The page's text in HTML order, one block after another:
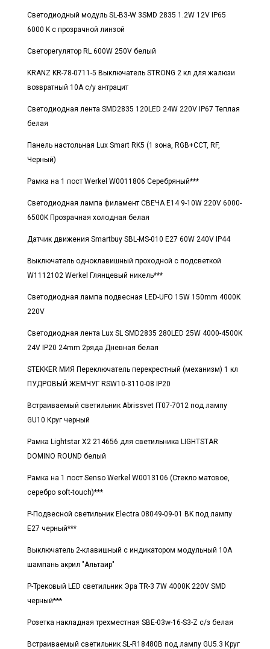
Светодиодный модуль SL-B3-W 3SMD 2835 1.2W 12V IP65
6000 K с прозрачной линзой
Светорегулятор RL 600W 250V белый
KRANZ KR-78-0711-5 Выключатель STRONG 2 кл для жалюзи
возвратный 10А с/у антрацит
Светодиодная лента SMD2835 120LED 24W 220V IP67 Теплая
белая
Панель настольная Lux Smart RK5 (1 зона, RGB+CCT, RF,
Черный)
Рамка на 1 пост Werkel W0011806 Серебряный***
Светодиодная лампа филамент СВЕЧА E14 9-10W 220V 6000-
6500K Прозрачная холодная белая
Датчик движения Smartbuy SBL-MS-010 E27 60W 240V IP44
Выключатель одноклавишный проходной с подсветкой
W1112102 Werkel Глянцевый никель***
Светодиодная лампа подвесная LED-UFO 15W 150mm 4000K
220V
Светодиодная лента Lux SL SMD2835 280LED 25W 4000-4500K
24V IP20 24mm 2ряда Дневная белая
STEKKER МИЯ Переключатель перекрестный (механизм) 1 кл
ПУДРОВЫЙ ЖЕМЧУГ RSW10-3110-08 IP20
Встраиваемый светильник Abrissvet IT07-7012 под лампу
GU10 Круг черный
Рамка Lightstar X2 214656 для светильника LIGHTSTAR
DOMINO ROUND белый
Рамка на 1 пост Senso Werkel W0013106 (Стекло матовое,
серебро soft-touch)***
Р-Подвесной светильник Electra 08049-09-01 BK под лампу
E27 черный***
Выключатель 2-клавишный с индикатором модульный 10А
шампань акрил "Альтаир"
Р-Трековый LED светильник Эра TR-3 7W 4000K 220V SMD
черный***
Розетка накладная трехместная SBE-03w-16-S3-Z с/з белая
Встраиваемый светильник SL-R18480B под лампу GU5.3 Круг